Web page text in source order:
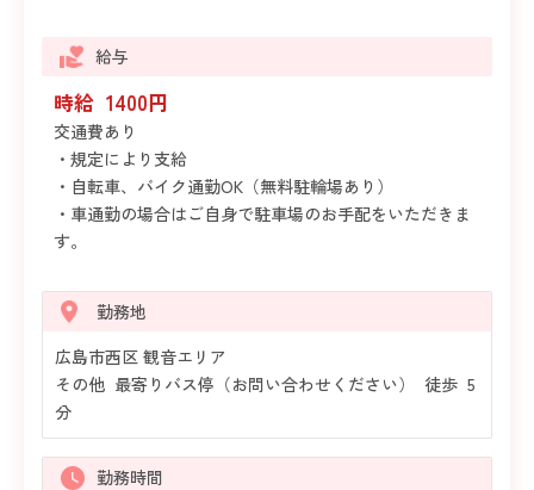
給与
時給 1400円
交通費あり
・規定により支給
・自転車、バイク通勤OK（無料駐輪場あり）
・車通勤の場合はご自身で駐車場のお手配をいただきま
す。
勤務地
広島市西区 観音エリア
その他 最寄りバス停（お問い合わせください） 徒歩 5
分
勤務時間